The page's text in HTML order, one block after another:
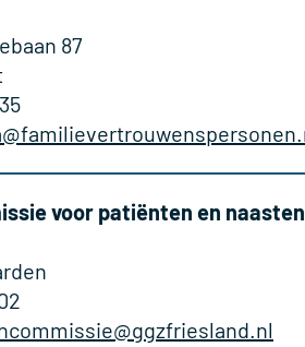
87
voor patiënten en naasten